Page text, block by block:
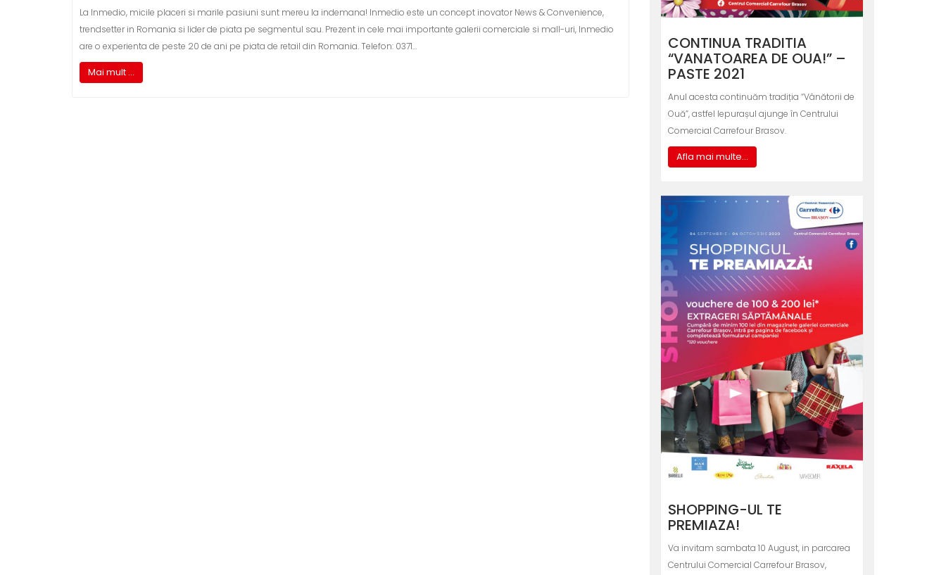
La Inmedio, micile placeri si marile pasiuni sunt mereu la indemana! Inmedio este un concept inovator News & Convenience,
trendsetter in Romania si lider de piata pe segmentul sau. Prezent in cele mai importante galerii comerciale si mall-uri, Inmedio
are o experienta de peste 20 de ani pe piata de retail din Romania. Telefon: 0371…
Mai mult ...
CONTINUA TRADITIA
“VANATOAREA DE OUA!” –
PASTE 2021
Anul acesta continuăm tradiția “Vânătorii de
Ouă”, astfel Iepurașul ajunge în Centrului
Comercial Carrefour Brasov.
Afla mai multe...
SHOPPING-UL TE
PREMIAZA!
Va invitam sambata 10 August, in parcarea
Centrului Comercial Carrefour Brasov,